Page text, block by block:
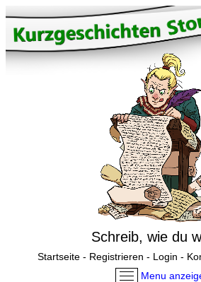
Schreib, wie du
Startseite- Registrieren - Login -
Menu